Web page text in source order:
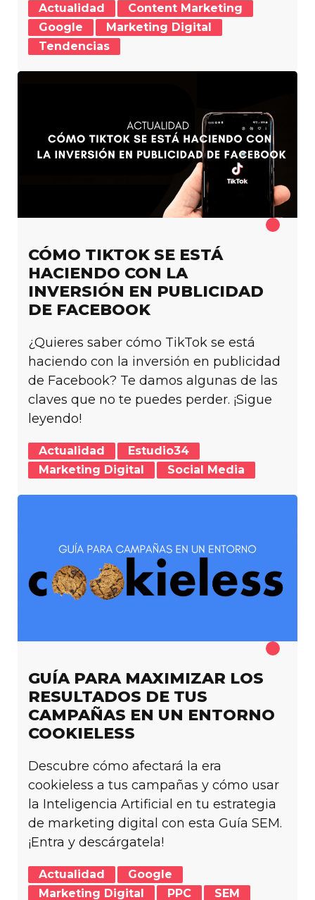
Actualidad
Content Marketing
Google
Marketing Digital
Tendencias
CÓMO TIKTOK SE ESTÁ
HACIENDO CON LA
INVERSIÓN EN PUBLICIDAD
DE FACEBOOK
¿Quieres saber cómo TikTok se está
haciendo con la inversión en publicidad
de Facebook? Te damos algunas de las
claves que no te puedes perder. ¡Sigue
leyendo!
Actualidad
Estudio34
Marketing Digital
Social Media
GUÍA PARA MAXIMIZAR LOS
RESULTADOS DE TUS
CAMPAÑAS EN UN ENTORNO
COOKIELESS
Descubre cómo afectará la era
cookieless a tus campañas y cómo usar
la Inteligencia Artificial en tu estrategia
de marketing digital con esta Guía SEM.
¡Entra y descárgatela!
Actualidad
Google
Marketing Digital
PPC SEM